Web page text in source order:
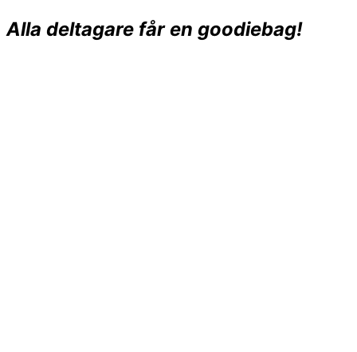
Alla deltagare får en goodiebag!